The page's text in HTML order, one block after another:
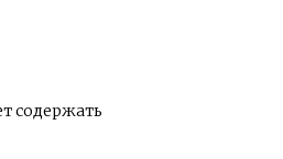
содержать